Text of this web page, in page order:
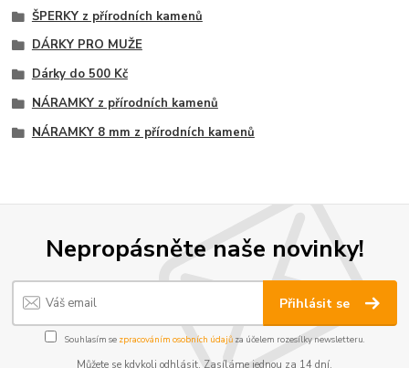
ŠPERKY z přírodních kamenů
DÁRKY PRO MUŽE
Dárky do 500 Kč
NÁRAMKY z přírodních kamenů
NÁRAMKY 8 mm z přírodních kamenů
Nepropásněte naše novinky!
Přihlásit se
Souhlasím se zpracováním osobních údajůza účelem rozesílky newsletteru.
Můžete se kdykoli odhlásit. Zasíláme jednou za 14 dní.